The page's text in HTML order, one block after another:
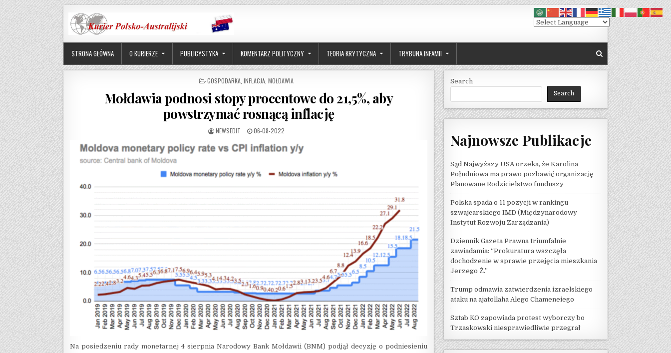
Skip to content
STRONA GŁÓWNA O KURIERZE PUBLICYSTYKA KOMENTARZ POLITYCZNY TEORIA KRYTYCZNA TRYBUNA INFAMII
POSTED IN
GOSPODARKA, INFLACJA, MOŁDAWIA
Mołdawia podnosi stopy procentowe do 21,5%, aby
powstrzymać rosnącą inflację
AUTHOR:
NEWSEDIT PUBLISHED DATE:
06-08-2022
Na posiedzeniu rady monetarnej 4 sierpnia Narodowy Bank Mołdawii (BNM) podjął decyzję o podniesieniu
Search
Search
Najnowsze Publikacje
Sąd Najwyższy USA orzeka, że ​​Karolina
Południowa ma prawo pozbawić organizację
Planowane Rodzicielstwo funduszy
Polska spada o 11 pozycji w rankingu
szwajcarskiego IMD (Międzynarodowy
Instytut Rozwoju Zarządzania)
Dziennik Gazeta Prawna triumfalnie
zawiadamia: “Prokuratura wszczęła
dochodzenie w sprawie przejęcia mieszkania
Jerzego Ż.”
Trump odmawia zatwierdzenia izraelskiego
ataku na ajatollaha Alego Chameneiego
Sztab KO zapowiada protest wyborczy bo
Trzaskowski niesprawiedliwie przegrał